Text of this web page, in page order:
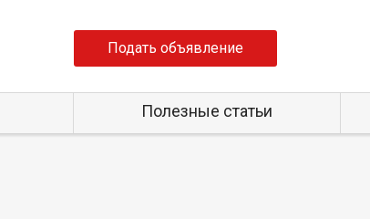
Подать объявление
Полезные статьи